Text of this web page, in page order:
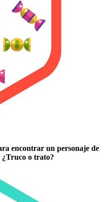
encontrar un personaje de
¿Truco o trato?